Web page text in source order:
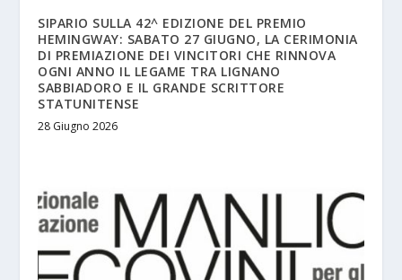
SIPARIO SULLA 42^ EDIZIONE DEL PREMIO
HEMINGWAY: SABATO 27 GIUGNO, LA CERIMONIA
DI PREMIAZIONE DEI VINCITORI CHE RINNOVA
OGNI ANNO IL LEGAME TRA LIGNANO
SABBIADORO E IL GRANDE SCRITTORE
STATUNITENSE
28 Giugno 2026